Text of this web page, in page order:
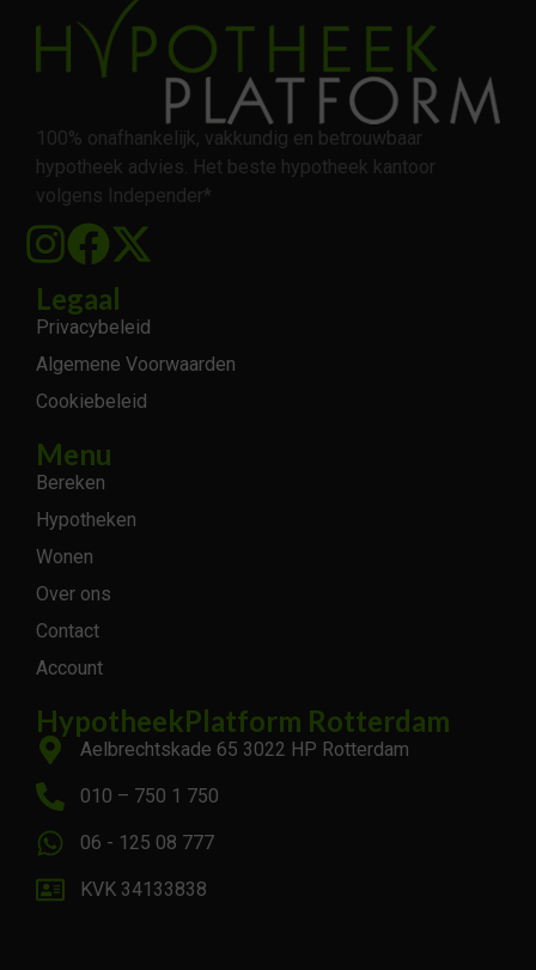
100% onafhankelijk, vakkundig en betrouwbaar
hypotheek advies. Het beste hypotheek kantoor
volgens Independer*
Legaal
Privacybeleid
Algemene Voorwaarden
Cookiebeleid
Menu
Bereken
Hypotheken
Wonen
Over ons
Contact
Account
HypotheekPlatform Rotterdam
Aelbrechtskade 65 3022 HP Rotterdam
010 – 750 1 750
06 - 125 08 777
KVK 34133838